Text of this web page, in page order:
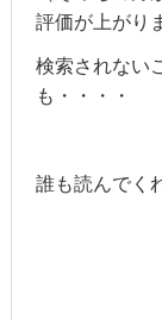
評価が上がり
検索されない
も・・・・
誰も読んでく